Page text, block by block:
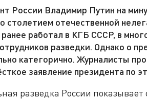
России Владимир Путин на
столетием отечественной
работал в КГБ СССР, в
разведки. Однако о
категорично. Журналисты
заявление президента по
разведка России